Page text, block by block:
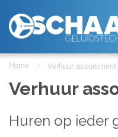
Home Verhuur assortiment
Verhuur
Huren op ieder